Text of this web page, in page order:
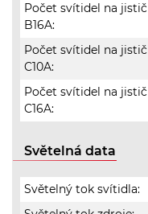
Počet svítidel na jistič
B16A:
Počet svítidel na jistič
C10A:
Počet svítidel na jistič
C16A:
Světelná data
Světelný tok svítidla: